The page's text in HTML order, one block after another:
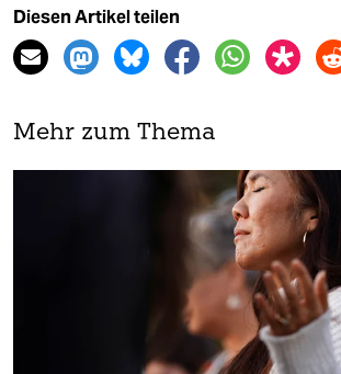
Diesen Artikel teilen
Mehr zum Thema